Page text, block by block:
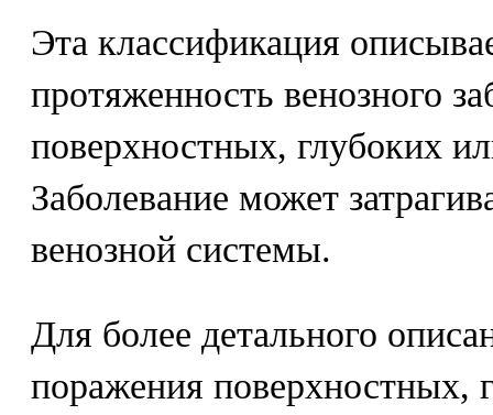
Эта классификация
протяженность венозного
поверхностных, глубоких
Заболевание может
венозной системы.
Для более детального
поражения поверхностных,